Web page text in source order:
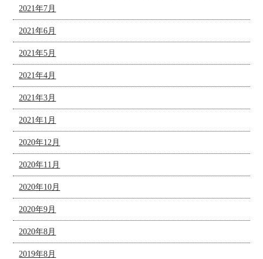
2021年7月
2021年6月
2021年5月
2021年4月
2021年3月
2021年1月
2020年12月
2020年11月
2020年10月
2020年9月
2020年8月
2019年8月